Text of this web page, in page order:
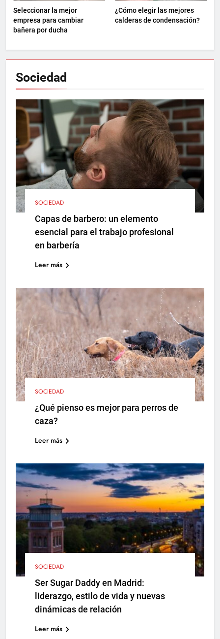
Seleccionar la mejor
empresa para cambiar
bañera por ducha
¿Cómo elegir las mejores
calderas de condensación?
Sociedad
SOCIEDAD
Capas de barbero: un elemento
esencial para el trabajo profesional
en barbería
Leer más
SOCIEDAD
¿Qué pienso es mejor para perros de
caza?
Leer más
SOCIEDAD
Ser Sugar Daddy en Madrid:
liderazgo, estilo de vida y nuevas
dinámicas de relación
Leer más